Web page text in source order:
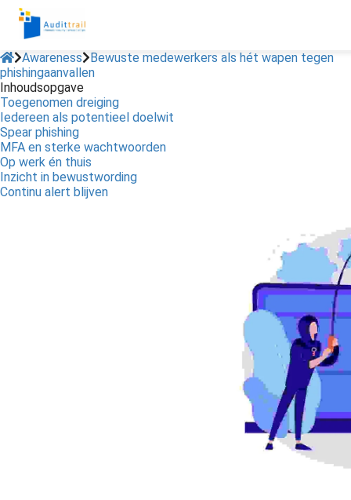
Awareness
Bewuste medewerkers als hét wapen tegen
phishingaanvallen
Inhoudsopgave
Toegenomen dreiging
Iedereen als potentieel doelwit
Spear phishing
MFA en sterke wachtwoorden
Op werk én thuis
Inzicht in bewustwording
Continu alert blijven